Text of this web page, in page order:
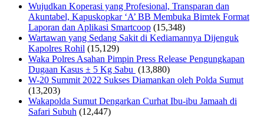
Wujudkan Koperasi yang Profesional, Transparan dan
Akuntabel, Kapuskopkar ‘A’ BB Membuka Bimtek Format
Laporan dan Aplikasi Smartcoop (15,348)
Wartawan yang Sedang Sakit di Kediamannya Dijenguk
Kapolres Rohil (15,129)
Waka Polres Asahan Pimpin Press Release Pengungkapan
Dugaan Kasus ± 5 Kg Sabu (13,880)
W-20 Summit 2022 Sukses Diamankan oleh Polda Sumut
(13,203)
Wakapolda Sumut Dengarkan Curhat Ibu-ibu Jamaah di
Safari Subuh (12,447)